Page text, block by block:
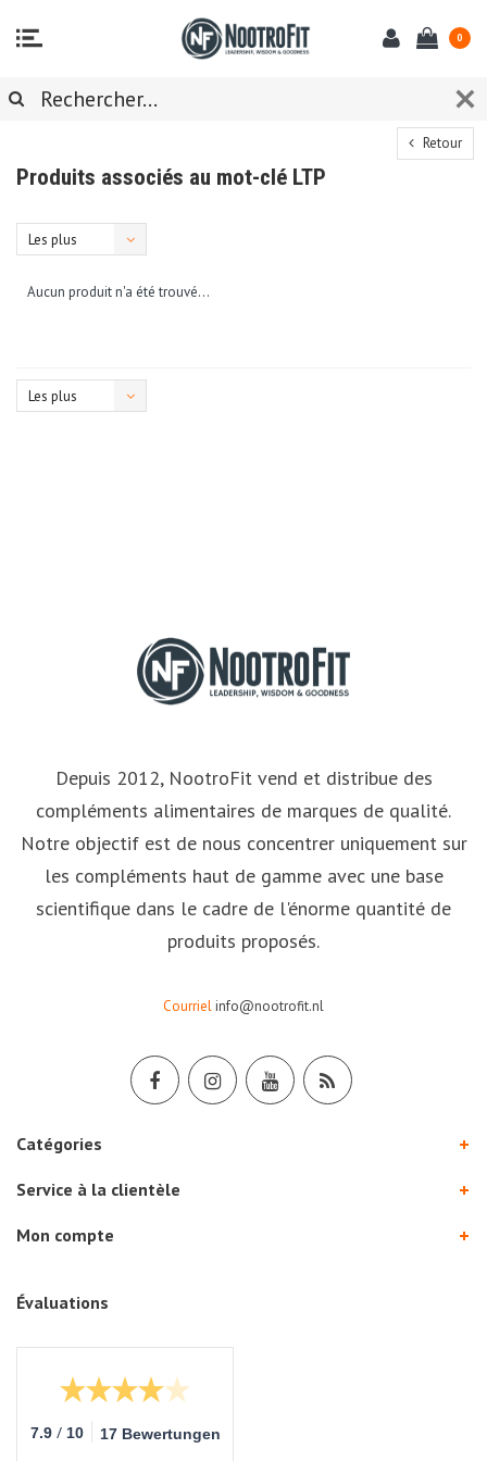
0
Retour
Produits associés au mot-clé LTP
Les plus
Aucun produit n'a été trouvé...
Les plus
Depuis 2012, NootroFit vend et distribue des
compléments alimentaires de marques de qualité.
Notre objectif est de nous concentrer uniquement sur
les compléments haut de gamme avec une base
scientifique dans le cadre de l'énorme quantité de
produits proposés.
Courrielinfo@nootrofit.nl
Catégories
Service à la clientèle
Mon compte
Évaluations
7.9 / 10 17 Bewertungen